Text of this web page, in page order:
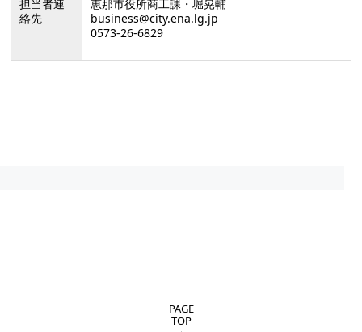
担当者連
絡先
恵那市役所商工課・堀晃輔
business@city.ena.lg.jp
0573-26-6829
PAGE
TOP